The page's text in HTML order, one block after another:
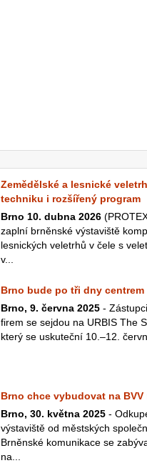
Zemědělské a lesnické
techniku i rozšířený program
Brno 10. dubna 2026
zaplní brněnské výstaviště
lesnických veletrhů v čele s
v...
Brno bude po tři dny
Brno, 9. června 2025 -
firem se sejdou na URBIS The
který se uskuteční 10.–12.
Brno chce vybudovat na
Brno, 30. května 2025 -
výstaviště od městských
Brněnské komunikace se
na...